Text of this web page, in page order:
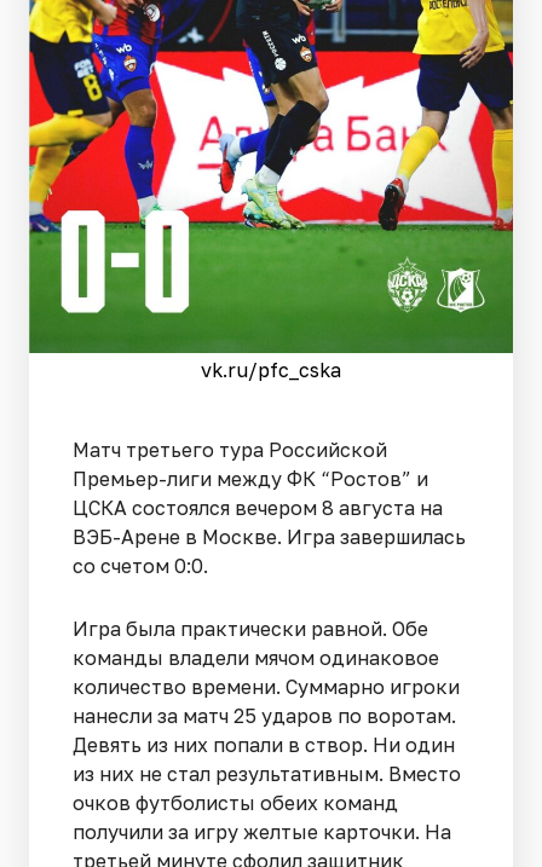
vk.ru/pfc_cska
Матч третьего тура Российской
Премьер-лиги между ФК “Ростов” и
ЦСКА состоялся вечером 8 августа на
ВЭБ-Арене в Москве. Игра завершилась
со счетом 0:0.
Игра была практически равной. Обе
команды владели мячом одинаковое
количество времени. Суммарно игроки
нанесли за матч 25 ударов по воротам.
Девять из них попали в створ. Ни один
из них не стал результативным. Вместо
очков футболисты обеих команд
получили за игру желтые карточки. На
третьей минуте сфолил защитник